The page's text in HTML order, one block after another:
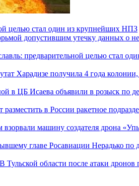
целью стал один из крупнейших НПЗ
допустившим утечку данных о
предварительной целью стал
Харадизе получила 4 года
в ЦБ Исаева объявили в розыск по
в России ракетное
машину создателя дрона
главе Росавиации Нерадько по
Тульской области после атаки